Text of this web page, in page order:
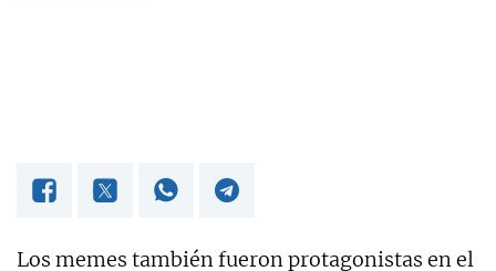
Los memes también fueron protagonistas en el